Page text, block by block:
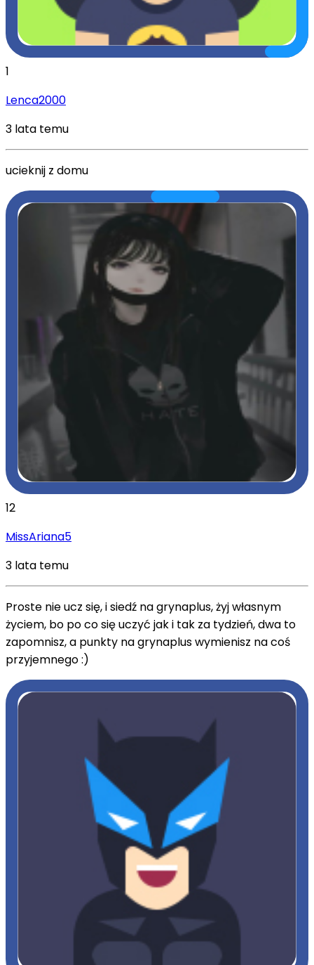
1
Lenca2000
3 lata temu
ucieknij z domu
12
MissAriana5
3 lata temu
Proste nie ucz się, i siedź na grynaplus, żyj własnym
życiem, bo po co się uczyć jak i tak za tydzień, dwa to
zapomnisz, a punkty na grynaplus wymienisz na coś
przyjemnego :)